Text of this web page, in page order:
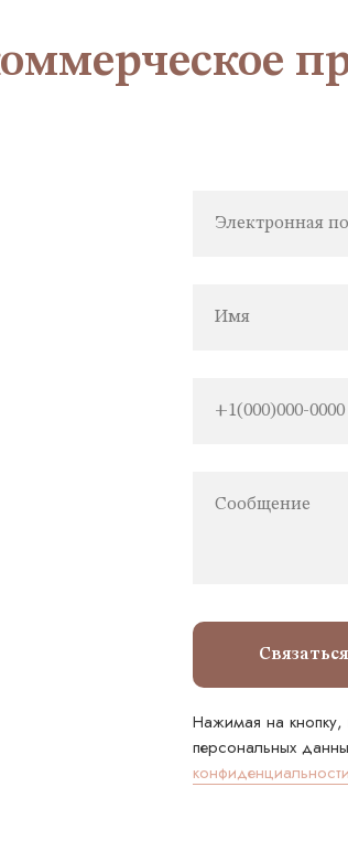
Электронная
Имя
+1(000)000-0000
Сообщение
Нажимая на кнопку,
персональных
конфиденциальности